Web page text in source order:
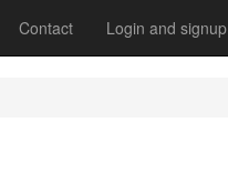
Contact Login and signup